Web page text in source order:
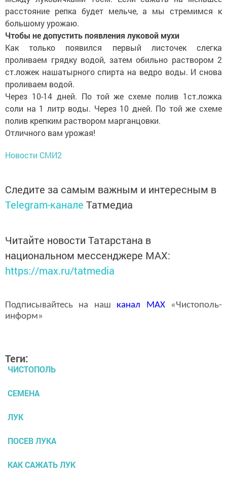
расстояние репка будет мельче, а мы стремимся к
большому урожаю.
Чтобы не допустить появления луковой мухи
Как только появился первый листочек слегка
проливаем грядку водой, затем обильно раствором 2
ст.ложек нашатырного спирта на ведро воды. И снова
проливаем водой.
Через 10-14 дней. По той же схеме полив 1ст.ложка
соли на 1 литр воды. Через 10 дней. По той же схеме
полив крепким раствором марганцовки.
Отличного вам урожая!
Новости СМИ2
Следите за самым важным и интересным в
Telegram-канале Татмедиа
Читайте новости Татарстана в
национальном мессенджере MАХ:
https://max.ru/tatmedia
Подписывайтесь на наш канал MAX«Чистополь-
информ»
Теги:
ЧИСТОПОЛЬ
СЕМЕНА
ЛУК
ПОСЕВ ЛУКА
КАК САЖАТЬ ЛУК